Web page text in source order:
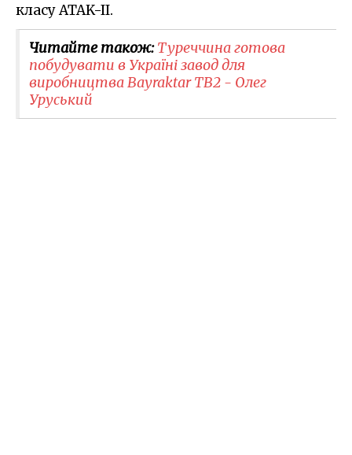
класу ATAK-II.
Читайте також:​Туреччина готова
побудувати в Україні завод для
виробництва Bayraktar TB2 - Олег
Уруський